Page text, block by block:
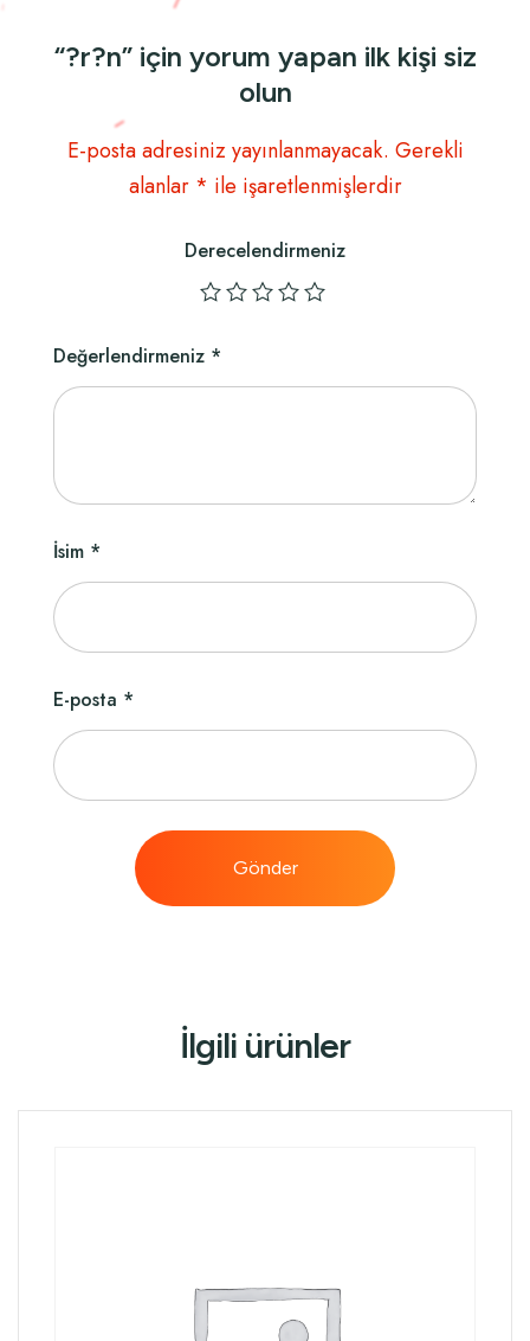
“?r?n” için yorum yapan ilk kişi siz
olun
E-posta adresiniz yayınlanmayacak. Gerekli
alanlar * ile işaretlenmişlerdir
Derecelendirmeniz
Değerlendirmeniz *
İsim *
E-posta *
İlgili ürünler